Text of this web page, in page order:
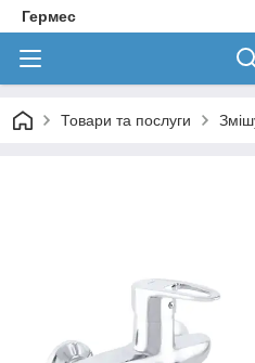
Гермес
Товари та послуги